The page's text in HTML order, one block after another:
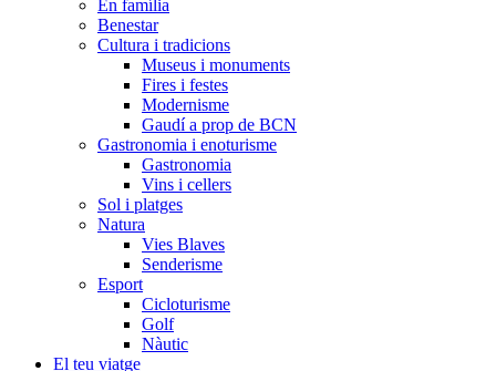
En família
Benestar
Cultura i tradicions
Museus i monuments
Fires i festes
Modernisme
Gaudí a prop de BCN
Gastronomia i enoturisme
Gastronomia
Vins i cellers
Sol i platges
Natura
Vies Blaves
Senderisme
Esport
Cicloturisme
Golf
Nàutic
El teu viatge